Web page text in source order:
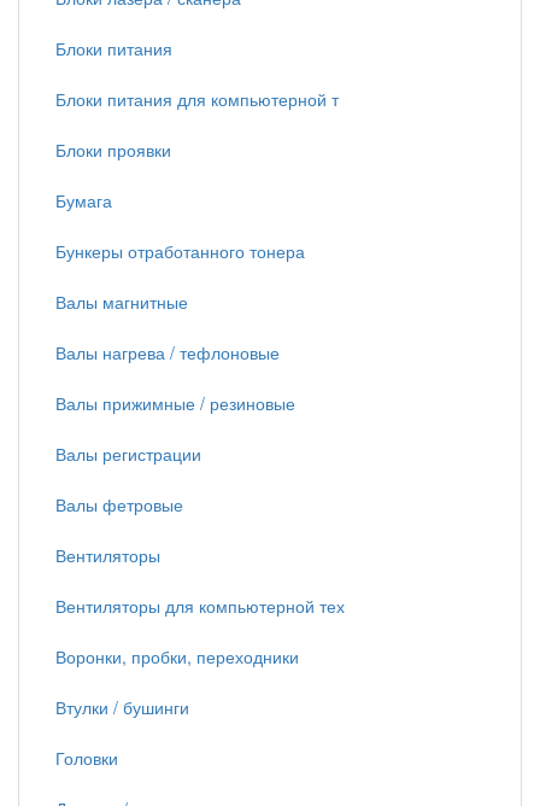
Блоки питания
Блоки питания для компьютерной т
Блоки проявки
Бумага
Бункеры отработанного тонера
Валы магнитные
Валы нагрева / тефлоновые
Валы прижимные / резиновые
Валы регистрации
Валы фетровые
Вентиляторы
Вентиляторы для компьютерной тех
Воронки, пробки, переходники
Втулки / бушинги
Головки